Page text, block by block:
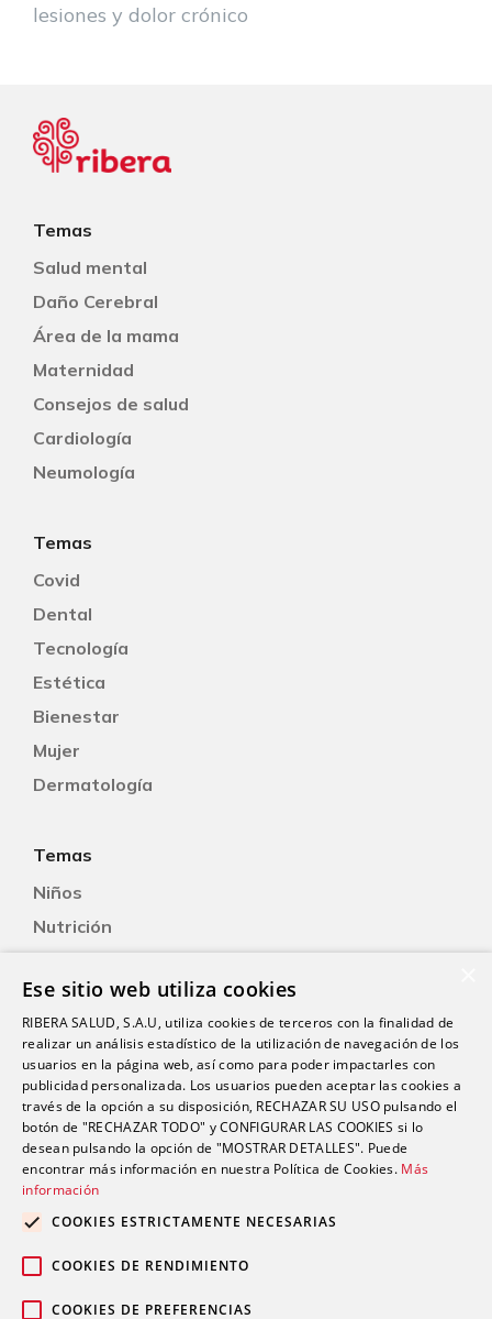
lesiones y dolor crónico
Temas
Salud mental
Daño Cerebral
Área de la mama
Maternidad
Consejos de salud
Cardiología
Neumología
Temas
Covid
Dental
Tecnología
Estética
Bienestar
Mujer
Dermatología
Temas
Niños
Nutrición
Salud Sexual
Oftalmología
Otorrinolaringología
Oncología
Fisioterapia
Contacto
Ese sitio web utiliza cookies
RIBERA SALUD, S.A.U, utiliza cookies de terceros con la finalidad de
realizar un análisis estadístico de la utilización de navegación de los
usuarios en la página web, así como para poder impactarles con
publicidad personalizada. Los usuarios pueden aceptar las cookies a
través de la opción a su disposición, RECHAZAR SU USO pulsando el
botón de "RECHAZAR TODO" y CONFIGURAR LAS COOKIES si lo
desean pulsando la opción de "MOSTRAR DETALLES". Puede
encontrar más información en nuestra Política de Cookies. Más
información
COOKIES ESTRICTAMENTE NECESARIAS
COOKIES DE RENDIMIENTO
COOKIES DE PREFERENCIAS